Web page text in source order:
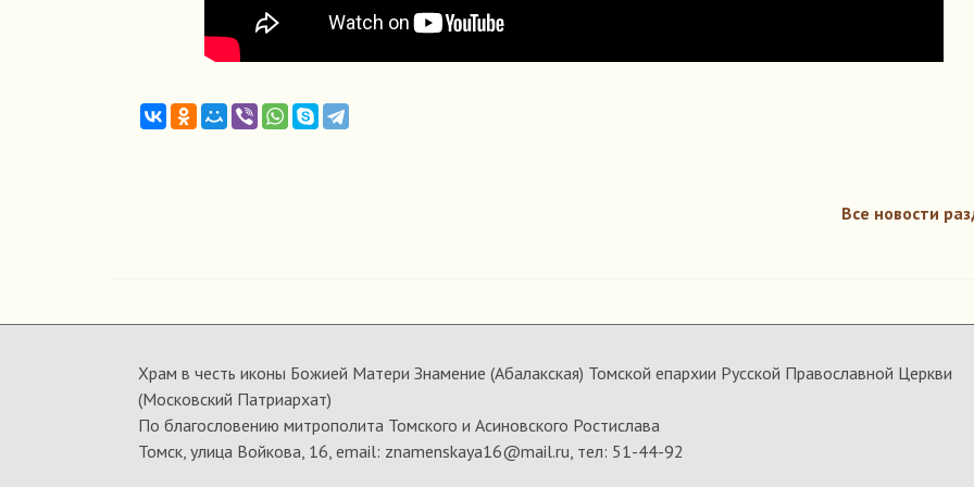
Все новости
Храм в честь иконы Божией Матери Знамение (Абалакская) Томской епархии Русской Православной Церкви
(Московский Патриархат)
По благословению митрополита Томского и Асиновского Ростислава
Томск, улица Войкова, 16, email: znamenskaya16@mail.ru, тел: 51-44-92